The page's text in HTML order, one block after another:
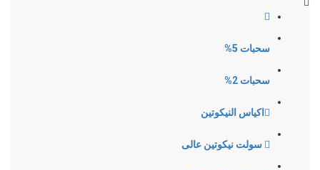
سحبات 5%
سحبات 2%
اكياس النيكوتين
سولت نيكوتين عالى